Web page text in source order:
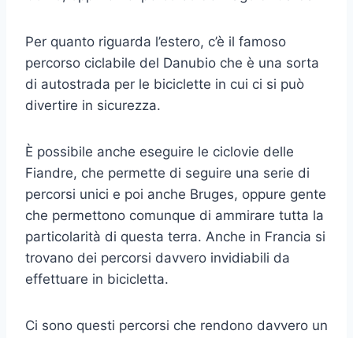
Per quanto riguarda l’estero, c’è il famoso
percorso ciclabile del Danubio che è una sorta
di autostrada per le biciclette in cui ci si può
divertire in sicurezza.
È possibile anche eseguire le ciclovie delle
Fiandre, che permette di seguire una serie di
percorsi unici e poi anche Bruges, oppure gente
che permettono comunque di ammirare tutta la
particolarità di questa terra. Anche in Francia si
trovano dei percorsi davvero invidiabili da
effettuare in bicicletta.
Ci sono questi percorsi che rendono davvero un